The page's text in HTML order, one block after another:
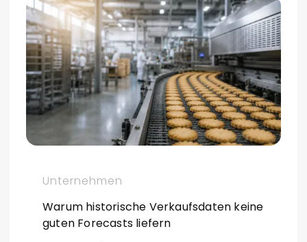
Unternehmen
Warum historische Verkaufsdaten keine
guten Forecasts liefern